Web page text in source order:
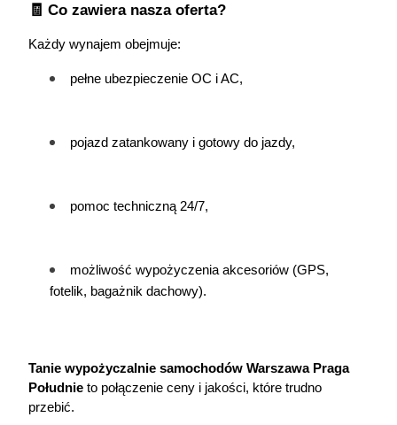
🧾 Co zawiera nasza oferta?
Każdy wynajem obejmuje:
pełne ubezpieczenie OC i AC,
pojazd zatankowany i gotowy do jazdy,
pomoc techniczną 24/7,
możliwość wypożyczenia akcesoriów (GPS,
fotelik, bagażnik dachowy).
Tanie wypożyczalnie samochodów Warszawa Praga
Południe to połączenie ceny i jakości, które trudno
przebić.